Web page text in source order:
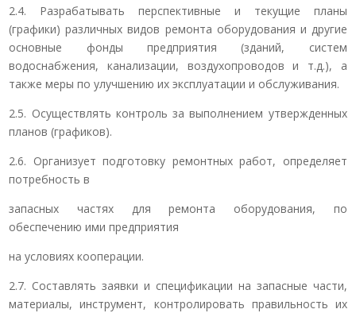
2.4. Разрабатывать перспективные и текущие планы
(графики) различных видов ремонта оборудования и другие
основные фонды предприятия (зданий, систем
водоснабжения, канализации, воздухопроводов и т.д.), а
также меры по улучшению их эксплуатации и обслуживания.
2.5. Осуществлять контроль за выполнением утвержденных
планов (графиков).
2.6. Организует подготовку ремонтных работ, определяет
потребность в
запасных частях для ремонта оборудования, по
обеспечению ими предприятия
на условиях кооперации.
2.7. Составлять заявки и спецификации на запасные части,
материалы, инструмент, контролировать правильность их